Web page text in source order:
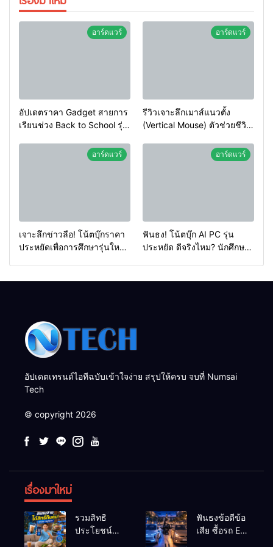
อาร์ดแวร์
อัปเดตราคา Gadget สายการ
เรียนช่วง Back to School รุ่น
อาร์ดแวร์
รีวิวเจาะลึกเมาส์แนวตั้ง
(Vertical Mouse) ตัวช่วยชีวิต
มือจากการคลิก 8 ชั่วโมง!
อาร์ดแวร์
เจาะลึกข่าวลือ! โน้ตบุ๊กราคา
ประหยัดเพื่อการศึกษารุ่นใหม่
อาร์ดแวร์
ฟันธง! โน้ตบุ๊ก AI PC รุ่น
ประหยัด ดีจริงไหม? นักศึกษา
อัปเดตเทรนด์ไอทีฉบับเข้าใจง่าย สรุปให้ครบ จบที่ Numsai
Tech
© copyright 2026
เรื่องมาใหม่
รวมสิทธิ
ประโยชน์
ฟันธงข้อดีข้อ
เสีย ซื้อรถ EV